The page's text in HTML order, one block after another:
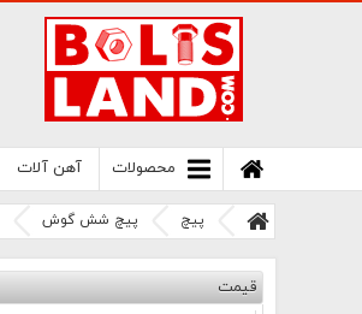
بولتز لند | سرزمین پیچ
محصولات آهن آلات
پیچ پیچ شش گوش
قیمت